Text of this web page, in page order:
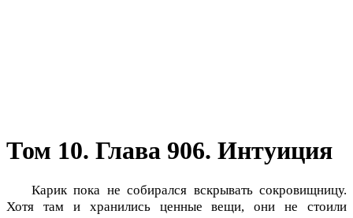
Том 10. Глава 906. Интуиция
Карик пока не собирался вскрывать сокровищницу.
Хотя там и хранились ценные вещи, они не стоили